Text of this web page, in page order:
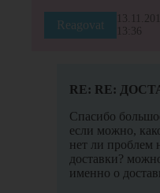
Reagovat
13:36
RE: RE:
Спасибо
если можно,
нет ли проблем
доставки?
именно о